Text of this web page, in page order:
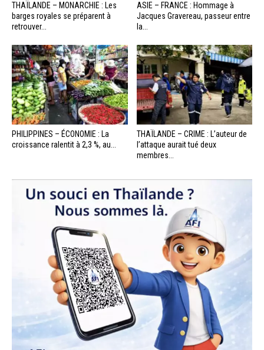
THAÏLANDE – MONARCHIE : Les
barges royales se préparent à
retrouver...
ASIE – FRANCE : Hommage à
Jacques Gravereau, passeur entre
la...
PHILIPPINES – ÉCONOMIE : La
croissance ralentit à 2,3 %, au...
THAÏLANDE – CRIME : L’auteur de
l’attaque aurait tué deux
membres...